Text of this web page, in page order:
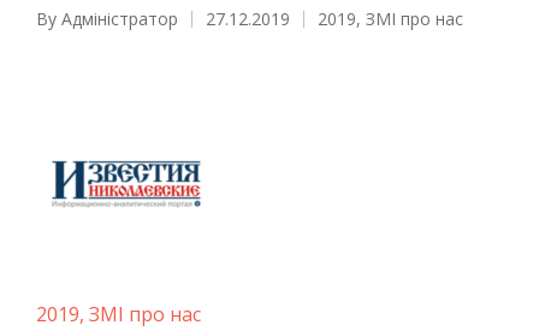
Posted
By Адміністратор 27.12.2019
Posted
2019, ЗМІ про нас
Posted
2019 ЗМІ про нас